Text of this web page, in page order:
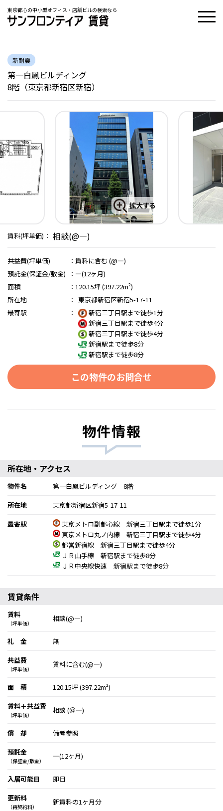
東京都心の中小型オフィス・店舗ビルの検索なら
新耐震
第一白鳳ビルディング
8階（東京都新宿区新宿）
賃料(坪単価)： 相談(@―)
共益費(坪単価) ： 賃料に含む (@―)
預託金(保証金/敷金)
： ―(12ヶ月)
面積
： 120.15坪 (397.22m²)
所在地
：
東京都新宿区新宿5-17-11
最寄駅
：
新宿三丁目駅まで徒歩1分
新宿三丁目駅まで徒歩4分
新宿三丁目駅まで徒歩4分
新宿駅まで徒歩8分
新宿駅まで徒歩8分
この物件のお問合せ
物件情報
所在地・アクセス
物件名
第一白鳳ビルディング 8階
所在地
東京都新宿区新宿5-17-11
最寄駅
東京メトロ副都心線 新宿三丁目駅まで徒歩1分
東京メトロ丸ノ内線 新宿三丁目駅まで徒歩4分
都営新宿線 新宿三丁目駅まで徒歩4分
ＪＲ山手線 新宿駅まで徒歩8分
ＪＲ中央線快速 新宿駅まで徒歩8分
賃貸条件
賃料
（坪単価）
相談(@―)
礼 金
無
共益費
（坪単価）
賃料に含む(@―)
面 積
120.15坪 (397.22m²)
賃料＋共益費
（坪単価）
相談 (＠―)
償 却
備考参照
預託金
（保証金/敷金）
―(12ヶ月)
入居可能日
即日
更新料
（再契約料）
新賃料の1ヶ月分